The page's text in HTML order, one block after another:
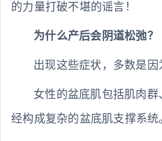
的力量打破不堪的谣言！
为什么产后会阴道松弛？
出现这些症状，多数是因
女性的盆底肌包括肌肉
经构成复杂的盆底肌支撑系统